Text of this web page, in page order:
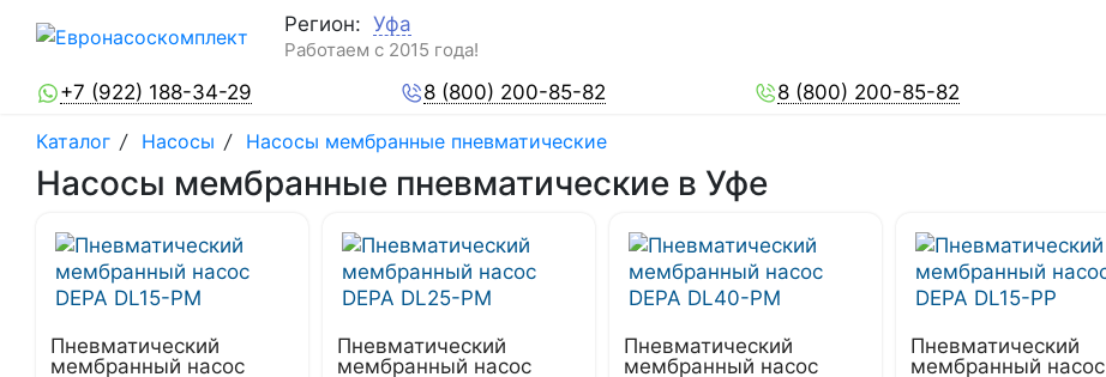
Регион: Уфа
Работаем с 2015 года!
+7 (922) 188-34-29 8 (800) 200-85-82 8 (800) 200-85-82
Каталог / Насосы / Насосы мембранные пневматические
Насосы мембранные пневматические в Уфе
Пневматический
мембранный насос
Пневматический
мембранный насос
Пневматический
мембранный насос
Пневматический
мембранный насос